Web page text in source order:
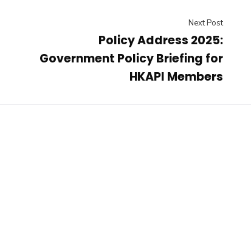
Next Post
Policy Address 2025:
Government Policy Briefing for
HKAPI Members